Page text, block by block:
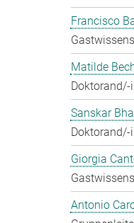
Francisco
Matilde
Doktorand/-
Sanskar
Doktorand/-
Giorgia
Antonio